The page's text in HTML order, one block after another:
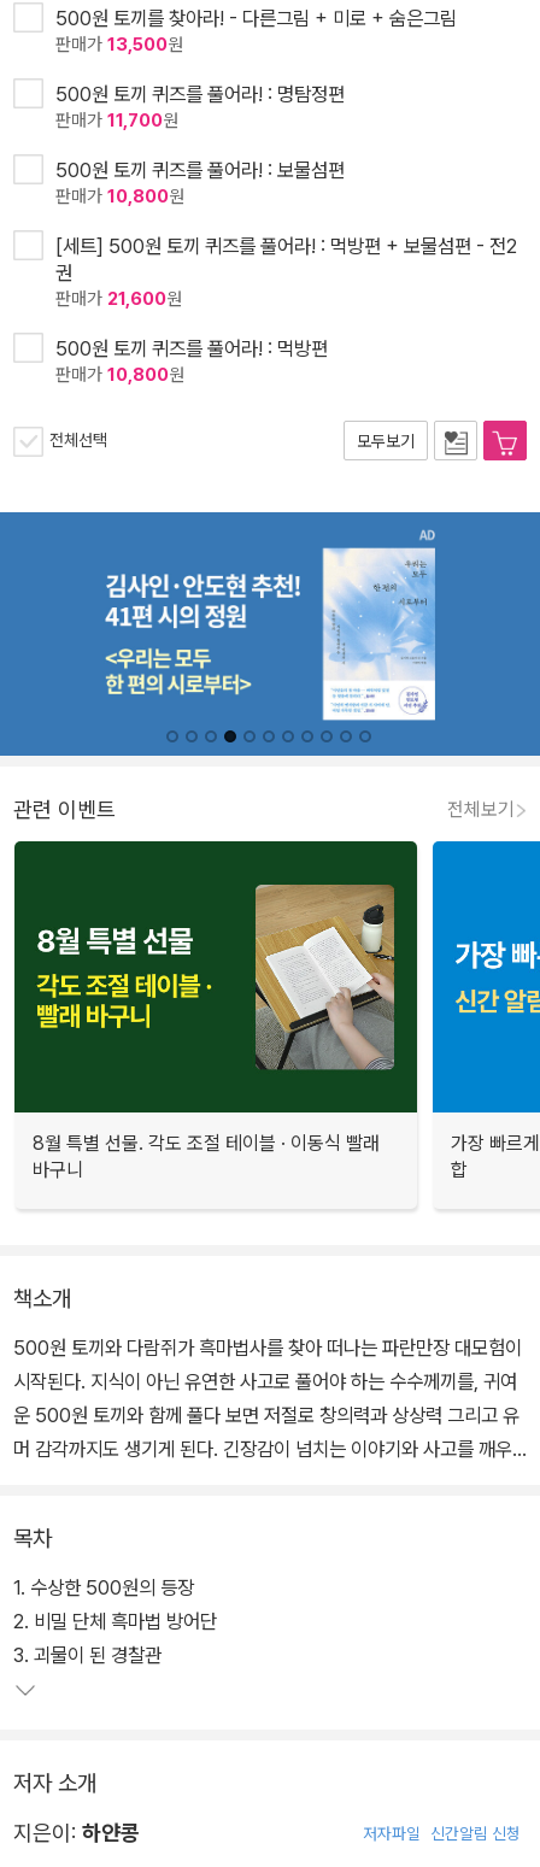
500원 토끼를 찾아라! - 다른그림 + 미로 + 숨은그림
판매가 13,500원
500원 토끼 퀴즈를 풀어라! : 명탐정편
판매가 11,700원
500원 토끼 퀴즈를 풀어라! : 보물섬편
판매가 10,800원
[세트] 500원 토끼 퀴즈를 풀어라! : 먹방편 + 보물섬편 - 전2
권
판매가 21,600원
500원 토끼 퀴즈를 풀어라! : 먹방편
판매가 10,800원
전체선택 모두보기
관련 이벤트 전체보기
8월 특별 선물. 각도 조절 테이블 · 이동식 빨래
바구니
가장 빠르
합
책소개
500원 토끼와 다람쥐가 흑마법사를 찾아 떠나는 파란만장 대모험이
시작된다. 지식이 아닌 유연한 사고로 풀어야 하는 수수께끼를, 귀여
운 500원 토끼와 함께 풀다 보면 저절로 창의력과 상상력 그리고 유
머 감각까지도 생기게 된다. 긴장감이 넘치는 이야기와 사고를 깨우
목차
1. 수상한 500원의 등장
2. 비밀 단체 흑마법 방어단
3. 괴물이 된 경찰관
저자 소개
지은이: 하얀콩 저자파일 신간알림 신청